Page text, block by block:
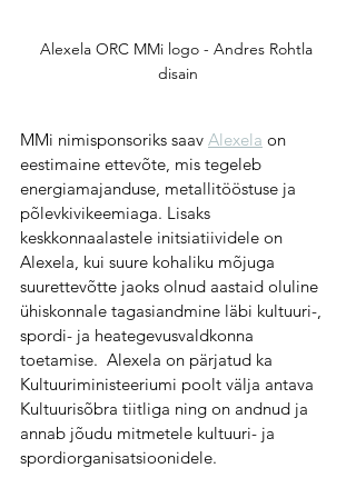
Alexela ORC MMi logo - Andres Rohtla
disain
MMi nimisponsoriks saav Alexela on
eestimaine ettevõte, mis tegeleb
energiamajanduse, metallitööstuse ja
põlevkivikeemiaga. Lisaks
keskkonnaalastele initsiatiividele on
Alexela, kui suure kohaliku mõjuga
suurettevõtte jaoks olnud aastaid oluline
ühiskonnale tagasiandmine läbi kultuuri-,
spordi- ja heategevusvaldkonna
toetamise.  Alexela on pärjatud ka
Kultuuriministeeriumi poolt välja antava
Kultuurisõbra tiitliga ning on andnud ja
annab jõudu mitmetele kultuuri- ja
spordiorganisatsioonidele.